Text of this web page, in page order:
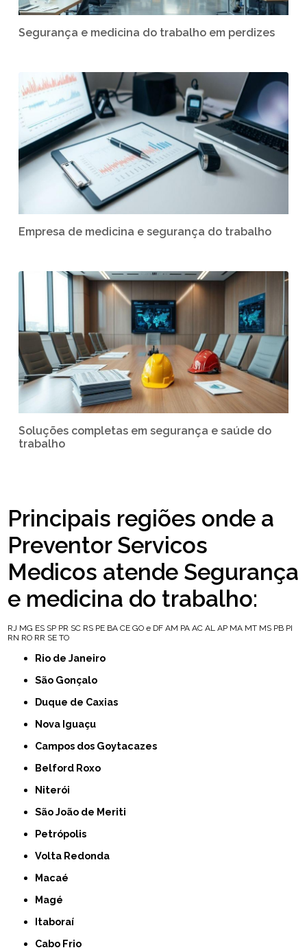
Segurança e medicina do trabalho em perdizes
Empresa de medicina e segurança do trabalho
Soluções completas em segurança e saúde do
trabalho
Principais regiões onde a
Preventor Servicos
Medicos atende Segurança
e medicina do trabalho:
RJ MG ES SP PR SC RS PE BA CE GO e DF AM PA AC AL AP MA MT MS PB PI
RN RO RR SE TO
Rio de Janeiro
São Gonçalo
Duque de Caxias
Nova Iguaçu
Campos dos Goytacazes
Belford Roxo
Niterói
São João de Meriti
Petrópolis
Volta Redonda
Macaé
Magé
Itaboraí
Cabo Frio